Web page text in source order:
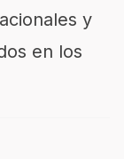
y
en los